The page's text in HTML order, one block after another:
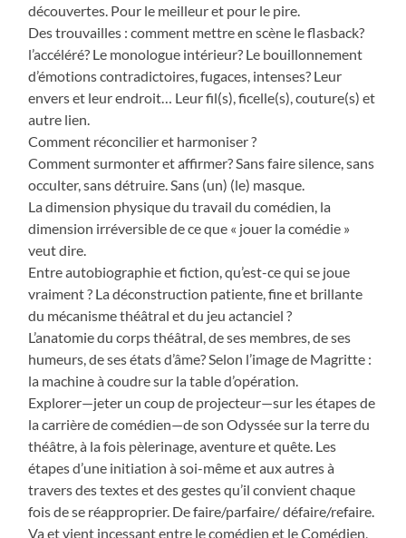
découvertes. Pour le meilleur et pour le pire.
Des trouvailles : comment mettre en scène le flasback?
l’accéléré? Le monologue intérieur? Le bouillonnement
d’émotions contradictoires, fugaces, intenses? Leur
envers et leur endroit… Leur fil(s), ficelle(s), couture(s) et
autre lien.
Comment réconcilier et harmoniser ?
Comment surmonter et affirmer? Sans faire silence, sans
occulter, sans détruire. Sans (un) (le) masque.
La dimension physique du travail du comédien, la
dimension irréversible de ce que « jouer la comédie »
veut dire.
Entre autobiographie et fiction, qu’est-ce qui se joue
vraiment ? La déconstruction patiente, fine et brillante
du mécanisme théâtral et du jeu actanciel ?
L’anatomie du corps théâtral, de ses membres, de ses
humeurs, de ses états d’âme? Selon l’image de Magritte :
la machine à coudre sur la table d’opération.
Explorer—jeter un coup de projecteur—sur les étapes de
la carrière de comédien—de son Odyssée sur la terre du
théâtre, à la fois pèlerinage, aventure et quête. Les
étapes d’une initiation à soi-même et aux autres à
travers des textes et des gestes qu’il convient chaque
fois de se réapproprier. De faire/parfaire/ défaire/refaire.
Va et vient incessant entre le comédien et le Comédien,